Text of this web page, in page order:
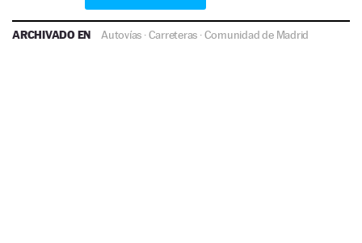
ARCHIVADO EN Autovías ·Carreteras ·Comunidad de Madrid